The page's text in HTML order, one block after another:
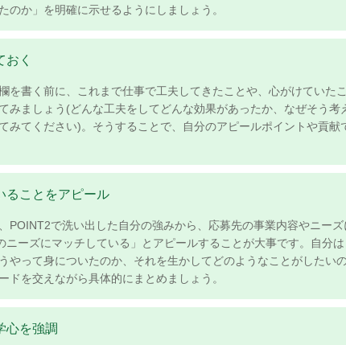
か」を明確に示せるようにしましょう。
く
を書く前に、これまで仕事で工夫してきたことや、心がけていた
みましょう(どんな工夫をしてどんな効果があったか、なぜそう考
みてください)。そうすることで、自分のアピールポイントや貢献
ることをアピール
POINT2で洗い出した自分の強みから、応募先の事業内容やニーズ
ーズにマッチしている」とアピールすることが大事です。自分
やって身についたのか、それを生かしてどのようなことがしたい
を交えながら具体的にまとめましょう。
心を強調